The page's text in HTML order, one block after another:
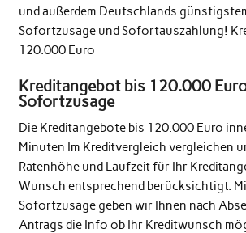
und außerdem Deutschlands
Sofortzusage und Sofortauszahlung!
120.000 Euro
Kreditangebot bis 120.000
Sofortzusage
Die Kreditangebote bis 120.000 Euro
Minuten Im Kreditvergleich vergleichen
Ratenhöhe und Laufzeit für Ihr
Wunsch entsprechend berücksichtigt.
Sofortzusage geben wir Ihnen nach
Antrags die Info ob Ihr Kreditwunsch